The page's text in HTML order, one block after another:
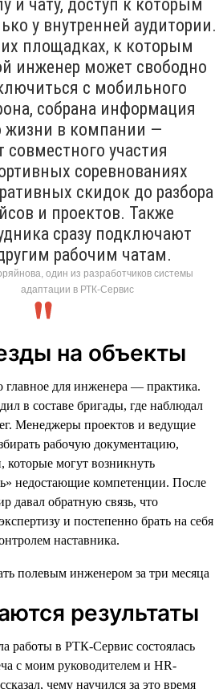
и чату, доступ к которым
у внутренней аудитории.
площадках, к которым
инженер может свободно
с мобильного
собрана информация
жизни в компании —
совместного участия
соревнованиях
скидок до разбора
и проектов. Также
сразу подключают
рабочим чатам.
один из разработчиков системы
адаптации в РТК-Сервис
на объекты
для инженера — практика.
в составе бригады, где наблюдал
Менеджеры проектов и ведущие
рабочую документацию,
которые могут возникнуть
недостающие компетенции. После
давал обратную связь, что
и постепенно брать на себя
наставника.
результаты
работы в РТК-Сервис состоялась
с моим руководителем и HR-
чему научился за это время